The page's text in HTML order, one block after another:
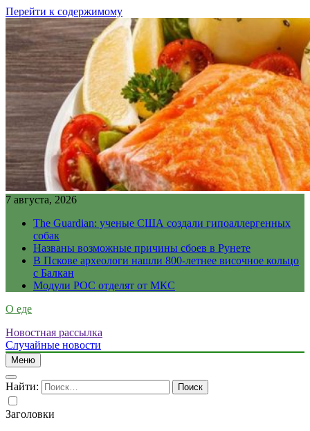
Перейти к содержимому
7 августа, 2026
The Guardian: ученые США создали гипоаллергенных
собак
Названы возможные причины сбоев в Рунете
В Пскове археологи нашли 800-летнее височное кольцо
с Балкан
Модули РОС отделят от МКС
О еде
Новостная рассылка
Случайные новости
Меню
Найти:
Заголовки